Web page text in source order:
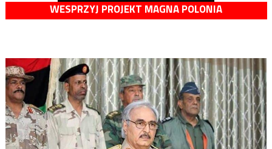
WESPRZYJ PROJEKT MAGNA POLONIA